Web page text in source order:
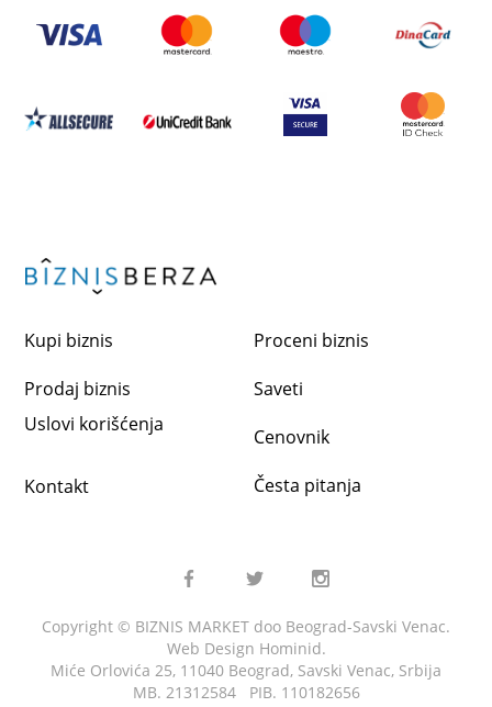
Kupi biznis
Prodaj biznis
Proceni biznis
Saveti
Uslovi korišćenja
Kontakt
Cenovnik
Česta pitanja
Copyright © BIZNIS MARKET doo Beograd-Savski Venac.
Web Design Hominid.
Miće Orlovića 25, 11040 Beograd, Savski Venac, Srbija
MB. 21312584 PIB. 110182656